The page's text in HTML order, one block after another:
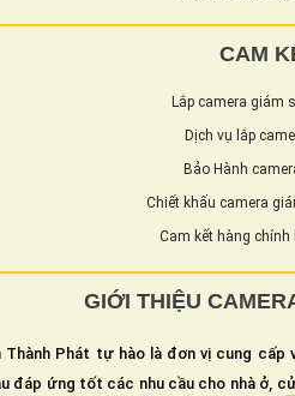
CAM
Lắp camera giám
Dịch vụ lắp
Bảo Hành
Chiết khấu camera
Cam kết hàng
GIỚI THIỆU
Thành Phát tự hào là đơn vị cung cấp
đáp ứng tốt các nhu cầu cho nhà ở,